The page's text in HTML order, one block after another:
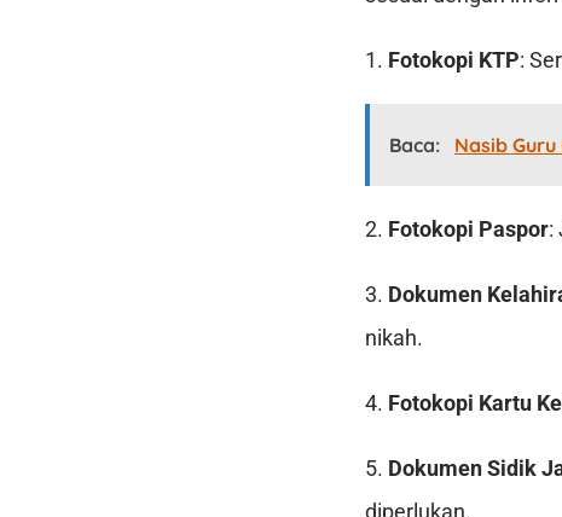
1. Fotokopi KTP:
Baca: Nasib
2. Fotokopi Paspor:
3. Dokumen
nikah.
4. Fotokopi Kartu
5. Dokumen Sidik
diperlukan.